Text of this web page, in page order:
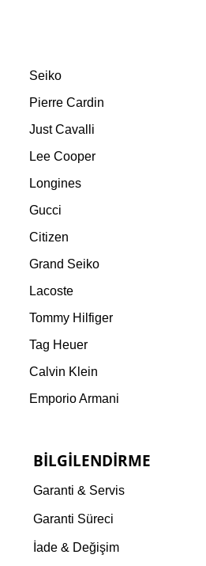
Seiko
Pierre Cardin
Just Cavalli
Lee Cooper
Longines
Gucci
Citizen
Grand Seiko
Lacoste
Tommy Hilfiger
Tag Heuer
Calvin Klein
Emporio Armani
BILGILENDIRME
Garanti & Servis
Garanti Süreci
İade & Değişim